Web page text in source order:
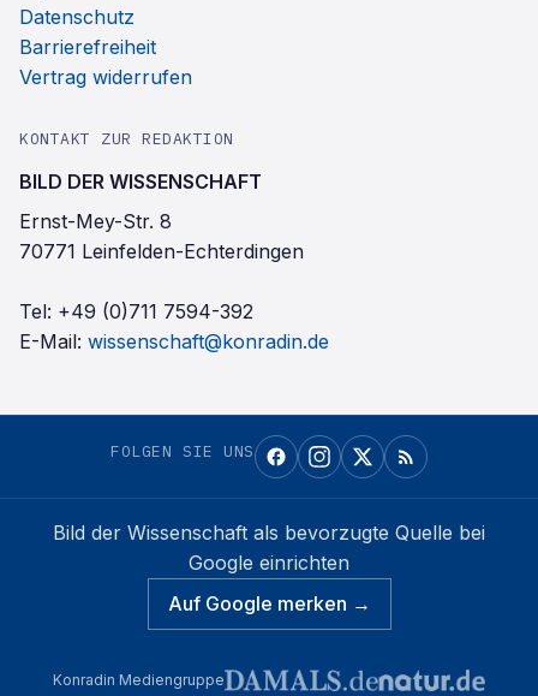
Datenschutz
Barrierefreiheit
Vertrag widerrufen
KONTAKT ZUR REDAKTION
BILD DER WISSENSCHAFT
Ernst-Mey-Str. 8
70771 Leinfelden-Echterdingen
Tel: +49 (0)711 7594-392
E-Mail: wissenschaft@konradin.de
FOLGEN SIE UNS
Bild der Wissenschaft als bevorzugte Quelle bei
Google einrichten
Auf Google merken →
Konradin Mediengruppe